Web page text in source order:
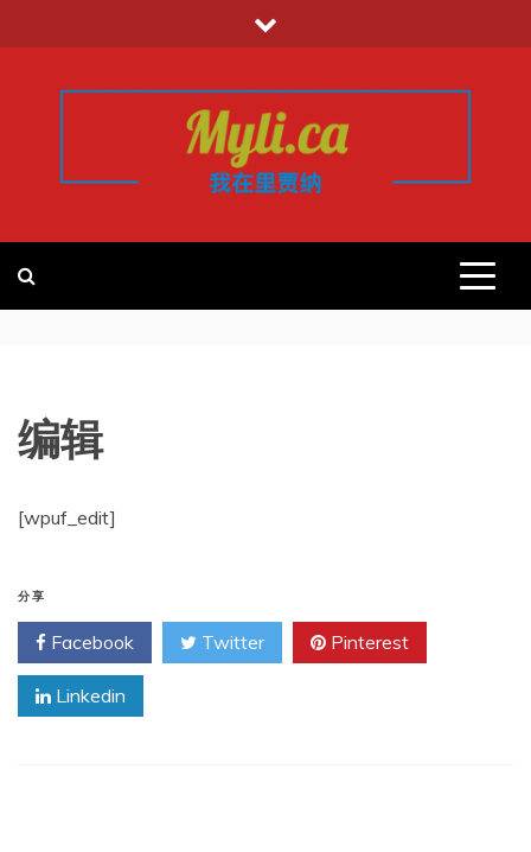
至
我的里贾纳
REGINA
编辑
[wpuf_edit]
分享
Facebook Twitter Pinterest
Linkedin